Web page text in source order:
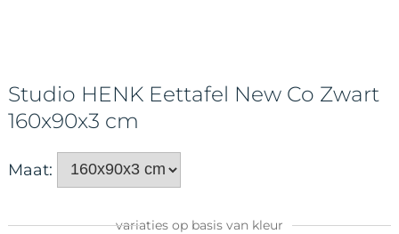
Studio HENK Eettafel New Co Zwart
160x90x3 cm
Maat:
variaties op basis van kleur